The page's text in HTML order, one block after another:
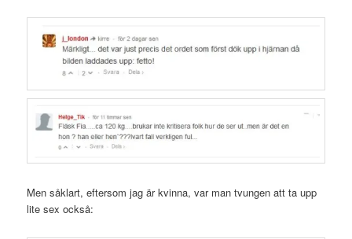
Men såklart, eftersom jag är kvinna, var man tvungen att ta upp
lite sex också: